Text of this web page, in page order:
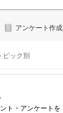
アンケート作成
ピック別
ト・アンケートを